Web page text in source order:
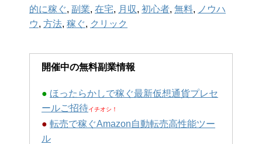
的に稼ぐ, 副業, 在宅, 月収, 初心者, 無料, ノウハ
ウ, 方法, 稼ぐ, クリック
開催中の無料副業情報
● ほったらかしで稼ぐ最新仮想通貨プレセ
ールご招待イチオシ！
● 転売で稼ぐAmazon自動転売高性能ツー
ル